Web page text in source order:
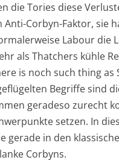
die Tories diese
Corbyn-Faktor, sie
Labour die
als Thatchers kühle
is noch such thing
Begriffe sind
geradeso zurecht
setzen. In
in den
Corbyns.